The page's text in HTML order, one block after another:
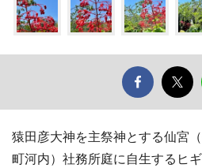
猿田彦大神を主祭神とする仙宮
町河内）社務所庭に自生するヒ